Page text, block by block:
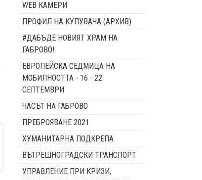
WEB КАМЕРИ
ПРОФИЛ НА КУПУВАЧА (АРХИВ)
#ДАБЪДЕ НОВИЯТ ХРАМ НА
ГАБРОВО!
ЕВРОПЕЙСКА СЕДМИЦА НА
МОБИЛНОСТТА - 16 - 22
СЕПТЕМВРИ
ЧАСЪТ НА ГАБРОВО
ПРЕБРОЯВАНЕ 2021
ХУМАНИТАРНА ПОДКРЕПА
ВЪТРЕШНОГРАДСКИ ТРАНСПОРТ
УПРАВЛЕНИЕ ПРИ КРИЗИ,